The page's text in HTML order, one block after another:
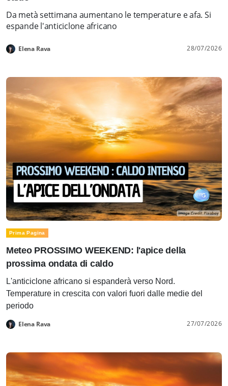
Da metà settimana aumentano le temperature e afa. Si
espande l'anticiclone africano
Elena Rava 28/07/2026
Prima Pagina
Meteo PROSSIMO WEEKEND: l'apice della
prossima ondata di caldo
L'anticiclone africano si espanderà verso Nord.
Temperature in crescita con valori fuori dalle medie del
periodo
Elena Rava 27/07/2026